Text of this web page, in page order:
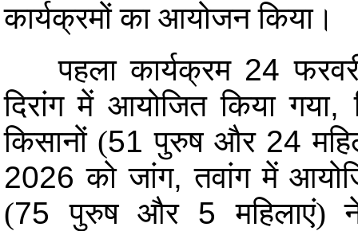
कार्यक्रमों का आयोजन किया।
पहला कार्यक्रम 24
दिरांग में आयोजित किया गया,
किसानों (51पुरुष और 24
2026को जांग,तवांग में
(75पुरुष और 5महिलाएं)